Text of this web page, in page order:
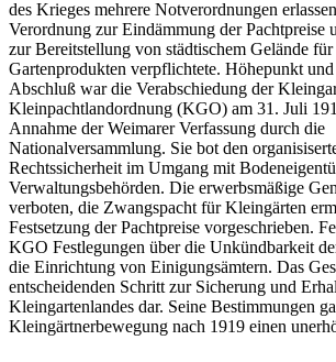
des Krieges mehrere Notverordnungen
Verordnung zur Eindämmung der Pachtpreise
zur Bereitstellung von städtischem Gelände
Gartenprodukten verpflichtete. Höhepunkt
Abschluß war die Verabschiedung der
Kleinpachtlandordnung (KGO) am 31. Juli
Annahme der Weimarer Verfassung durch die
Nationalversammlung. Sie bot den
Rechtssicherheit im Umgang mit
Verwaltungsbehörden. Die erwerbsmäßige
verboten, die Zwangspacht für Kleingärten
Festsetzung der Pachtpreise vorgeschrieben.
KGO Festlegungen über die Unkündbarkeit
die Einrichtung von Einigungsämtern. Das
entscheidenden Schritt zur Sicherung und
Kleingartenlandes dar. Seine Bestimmungen
Kleingärtnerbewegung nach 1919 einen